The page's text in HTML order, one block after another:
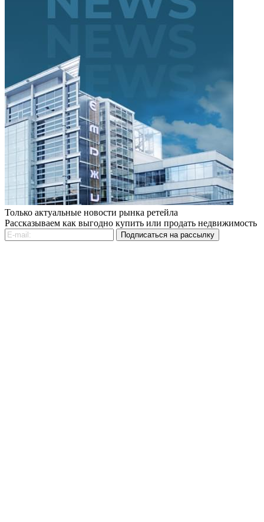
Только актуальные новости рынка ретейла
Рассказываем как выгодно купить или продать недвижимость